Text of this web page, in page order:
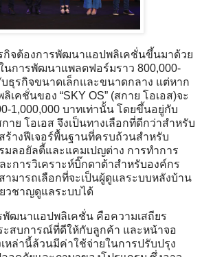
กิจต้องการพัฒนาแอปพลิเคชั่นขึ้นมาด้วย
นการพัฒนาแพลตฟอร์มราว 800,000-
บธุรกิจขนาดเล็กและขนาดกลาง แต่หาก
คชั่นของ “SKY OS” (สกาย โอเอส)จะ
1,000,000 บาทเท่านั้น โดยขึ้นอยู่กับ
าย โอเอส จึงเป็นทางเลือกที่ดีกว่าสำหรับ
ร้างฟีเจอร์พื้นฐานที่ครบถ้วนสำหรับ
มลอยัลตี้และแคมเปญต่าง การทำการ
การวิเคราะห์บิ๊กดาต้าสำหรับองค์กร
มารถเลือกที่จะเป็นผู้ดูแลระบบหลังบ้าน
ยวชาญดูแลระบบได้
ฒนาแอปพลิเคชั่น คือความเสถียร
ะสบการณ์ที่ดีให้กับลูกค้า และหน้าจอ
หล่านี้ล้วนมีค่าใช้จ่ายในการปรับปรุง